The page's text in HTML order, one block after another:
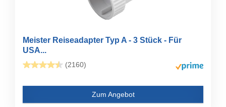
Meister Reiseadapter Typ A - 3 Stück - Für
USA...
(2160)
Zum Angebot